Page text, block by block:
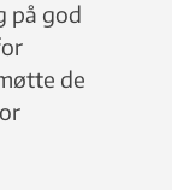
på god
de